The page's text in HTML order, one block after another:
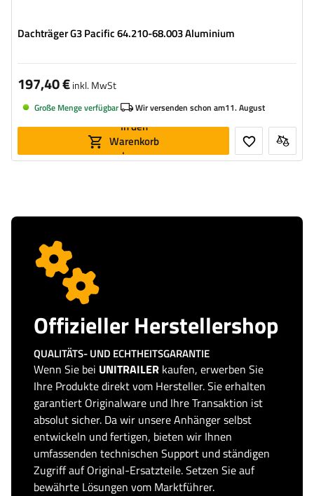
Dachträger G3 Pacific 64.210-68.003 Aluminium
197,40 €inkl. MwSt
Große Menge verfügbar Wir versenden schon am11. August
In den
Warenkorb
legen
Offizieller Herstellershop
QUALITÄTS- UND ECHTHEITSGARANTIE
Wenn Sie bei UNITRAILER kaufen, erwerben Sie
Ihre Produkte direkt vom Hersteller. Sie erhalten
garantiert Originalware und Ihre Transaktion ist
absolut sicher. Da wir unsere Anhänger selbst
entwickeln und fertigen, bieten wir Ihnen
umfassenden technischen Support und ständigen
Zugriff auf Original-Ersatzteile. Setzen Sie auf
bewährte Lösungen vom Marktführer.